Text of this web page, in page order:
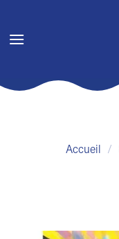
contenu
Accueil /